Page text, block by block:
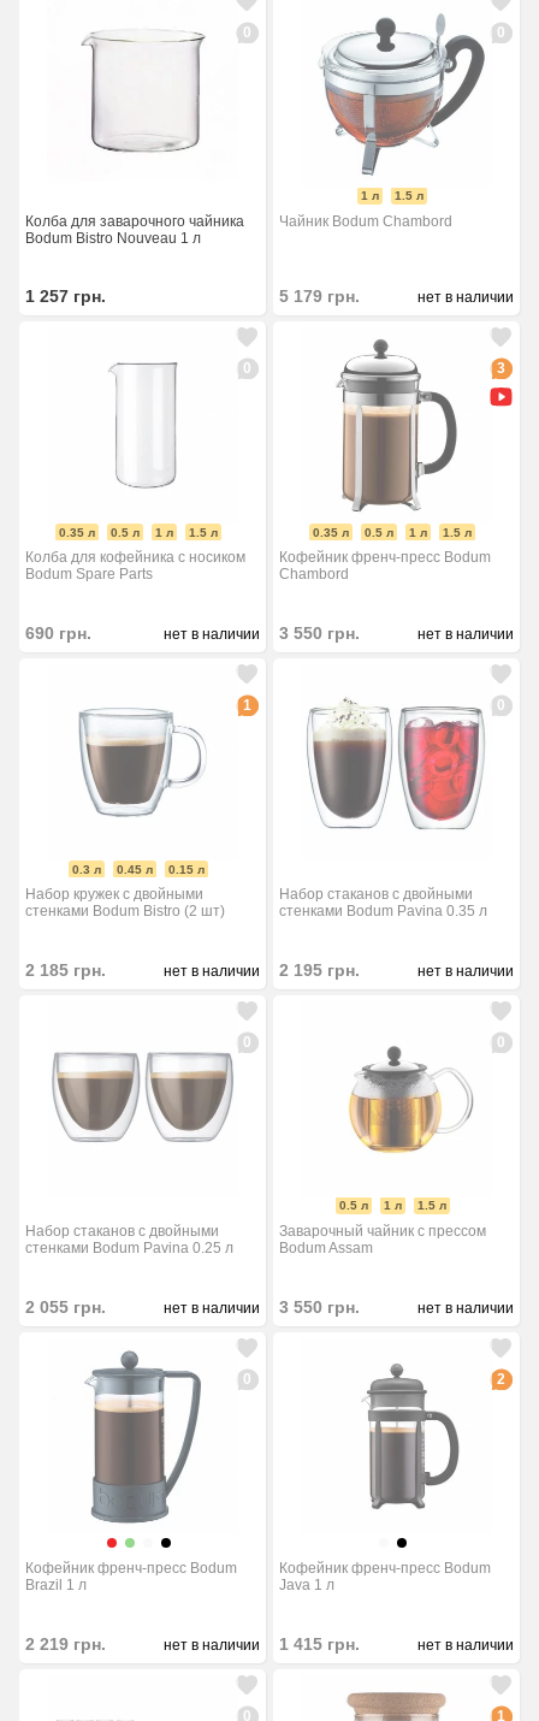
0
Колба для заварочного чайника
Bodum Bistro Nouveau 1 л
1 257 грн.
0
1 л 1.5 л
Чайник Bodum Chambord
5 179 грн. нет в наличии
0
0.35 л 0.5 л 1 л 1.5 л
Колба для кофейника с носиком
Bodum Spare Parts
690 грн. нет в наличии
3
0.35 л 0.5 л 1 л 1.5 л
Кофейник френч-пресс Bodum
Chambord
3 550 грн. нет в наличии
1
0.3 л 0.45 л 0.15 л
Набор кружек с двойными
стенками Bodum Bistro (2 шт)
2 185 грн. нет в наличии
0
Набор стаканов с двойными
стенками Bodum Pavina 0.35 л
2 195 грн. нет в наличии
0
Набор стаканов с двойными
стенками Bodum Pavina 0.25 л
2 055 грн. нет в наличии
0
0.5 л 1 л 1.5 л
Заварочный чайник с прессом
Bodum Assam
3 550 грн. нет в наличии
0
Кофейник френч-пресс Bodum
Brazil 1 л
2 219 грн. нет в наличии
2
Кофейник френч-пресс Bodum
Java 1 л
1 415 грн. нет в наличии
0 1